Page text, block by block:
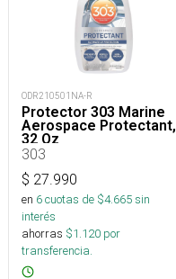
ODR210501NA-R
Protector 303 Marine
Aerospace Protectant,
32 Oz
303
$ 27.990
en 6cuotas de $4.665sin
interés
ahorras $1.120 por
transferencia.